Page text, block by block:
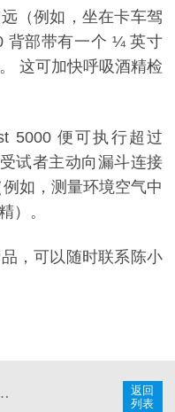
（例如，坐在卡车驾
背部带有一个 ¼ 英寸
这可加快呼吸酒精检
5000 便可执行超过
试者主动向漏斗连接
如，测量环境空气中
）。
，可以随时联系陈小
气流向检测仪使用说明
返回
列表